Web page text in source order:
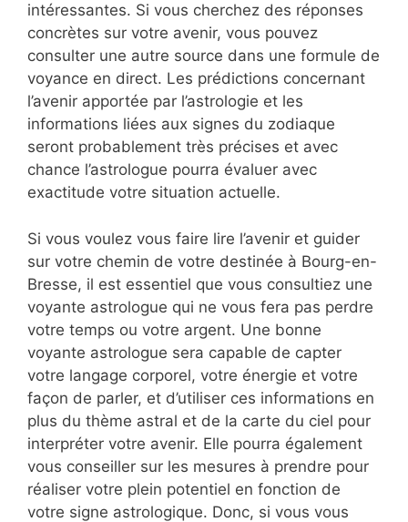
intéressantes. Si vous cherchez des réponses
concrètes sur votre avenir, vous pouvez
consulter une autre source dans une formule de
voyance en direct. Les prédictions concernant
l’avenir apportée par l’astrologie et les
informations liées aux signes du zodiaque
seront probablement très précises et avec
chance l’astrologue pourra évaluer avec
exactitude votre situation actuelle.
Si vous voulez vous faire lire l’avenir et guider
sur votre chemin de votre destinée à Bourg-en-
Bresse, il est essentiel que vous consultiez une
voyante astrologue qui ne vous fera pas perdre
votre temps ou votre argent. Une bonne
voyante astrologue sera capable de capter
votre langage corporel, votre énergie et votre
façon de parler, et d’utiliser ces informations en
plus du thème astral et de la carte du ciel pour
interpréter votre avenir. Elle pourra également
vous conseiller sur les mesures à prendre pour
réaliser votre plein potentiel en fonction de
votre signe astrologique. Donc, si vous vous